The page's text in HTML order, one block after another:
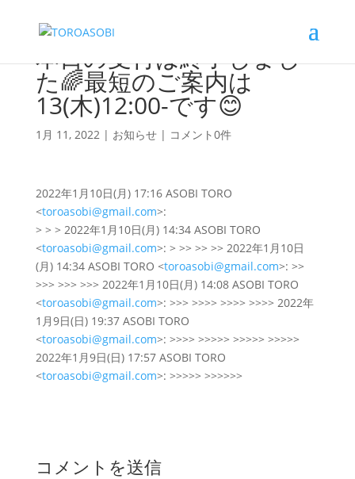
本日の受付は終了しまし
た🌈最短のご案内は
13(木)12:00-です😊
1月 11, 2022| お知らせ| コメント0件
2022年1月10日(月) 17:16 ASOBI TORO
<toroasobi@gmail.com>:
> > > 2022年1月10日(月) 14:34 ASOBI TORO
<toroasobi@gmail.com>: > >> >> >> 2022年1月10日
(月) 14:34 ASOBI TORO <toroasobi@gmail.com>: >>
>>> >>> >>> 2022年1月10日(月) 14:08 ASOBI TORO
<toroasobi@gmail.com>: >>> >>>> >>>> >>>> 2022年
1月9日(日) 19:37 ASOBI TORO
<toroasobi@gmail.com>: >>>> >>>>> >>>>> >>>>>
2022年1月9日(日) 17:57 ASOBI TORO
<toroasobi@gmail.com>: >>>>> >>>>>>
コメントを送信